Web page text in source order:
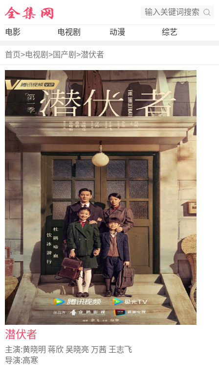
电影 电视剧 动漫 综艺
首页>电视剧 >国产剧 >潜伏者
潜伏者
主演:黄晓明 蒋欣 吴晓亮 万茜 王志飞
导演:高寒